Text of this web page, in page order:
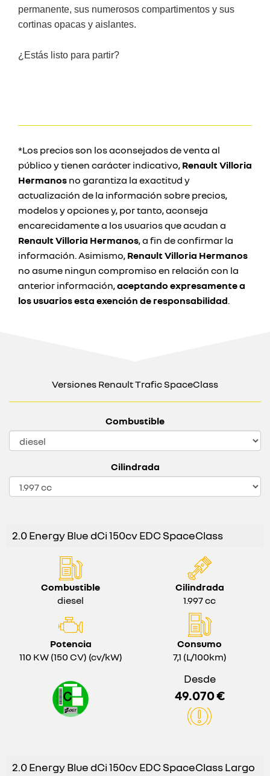
permanente, sus numerosos compartimentos y sus
cortinas opacas y aislantes.
¿Estás listo para partir?
*Los precios son los aconsejados de venta al
público y tienen carácter indicativo, Renault Villoria
Hermanos no garantiza la exactitud y
actualización de la información sobre precios,
modelos y opciones y, por tanto, aconseja
encarecidamente a los usuarios que acudan a
Renault Villoria Hermanos, a fin de confirmar la
información. Asimismo, Renault Villoria Hermanos
no asume ningun compromiso en relación con la
anterior información,aceptando expresamente a
los usuarios esta exención de responsabilidad.
Versiones Renault Trafic SpaceClass
Combustible
Cilindrada
2.0 Energy Blue dCi 150cv EDC SpaceClass
Combustible
diesel
Cilindrada
1.997 cc
Potencia
110 KW (150 CV) (cv/kW)
Consumo
7,1 (L/100km)
Desde
49.070 €
2.0 Energy Blue dCi 150cv EDC SpaceClass Largo